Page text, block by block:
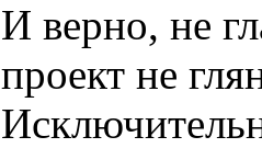
И верно, не
проект не